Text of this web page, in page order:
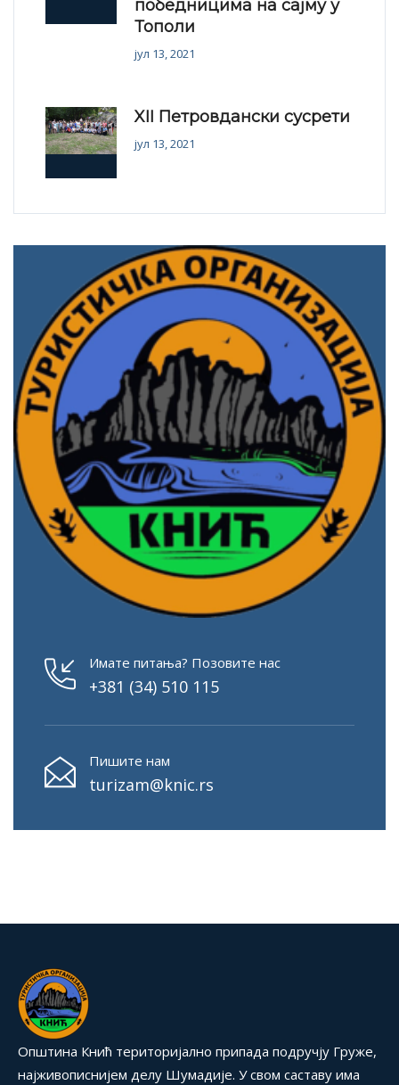
победницима на сајму у
Тополи
јул 13, 2021
XII Петровдански сусрети
јул 13, 2021
Имате питања? Позовите нас
+381 (34) 510 115
Пишите нам
turizam@knic.rs
Општина Кнић територијално припада подручју Груже,
најживописнијем делу Шумадије. У свом саставу има